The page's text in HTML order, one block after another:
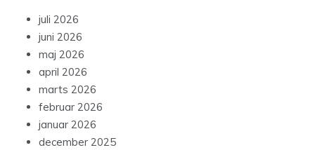
juli 2026
juni 2026
maj 2026
april 2026
marts 2026
februar 2026
januar 2026
december 2025